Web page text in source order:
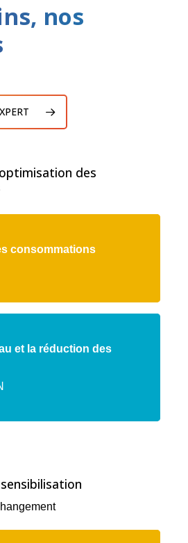
nos
des
consommations
et la réduction des